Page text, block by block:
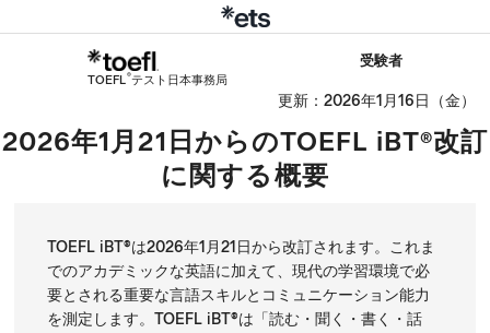
TOEFL®テスト日本事務局
受験者
更新：2026年1月16日（金）
2026年1月21日からのTOEFL iBT®改訂
に関する概要
TOEFL iBT®は2026年1月21日から改訂されます。これま
でのアカデミックな英語に加えて、現代の学習環境で必
要とされる重要な言語スキルとコミュニケーション能力
を測定します。TOEFL iBT®は「読む・聞く・書く・話